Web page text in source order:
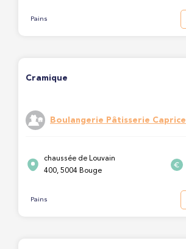
Pains
Cramique
Boulangerie Pâtisserie Caprice
chaussée de Louvain
400, 5004 Bouge
Pains